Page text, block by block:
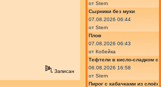
Записан
от Stern
Сырники без муки
07.08.2026 06:44
от Stern
Плов
07.08.2026 06:43
от Кобейка
Тефтели в кисло-сладком
06.08.2026 16:58
от Stern
Пирог с кабачками из